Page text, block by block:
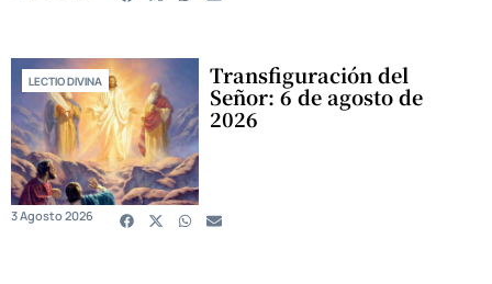
LECTIO DIVINA Transfiguración del
Señor: 6 de agosto de
2026
3 Agosto 2026